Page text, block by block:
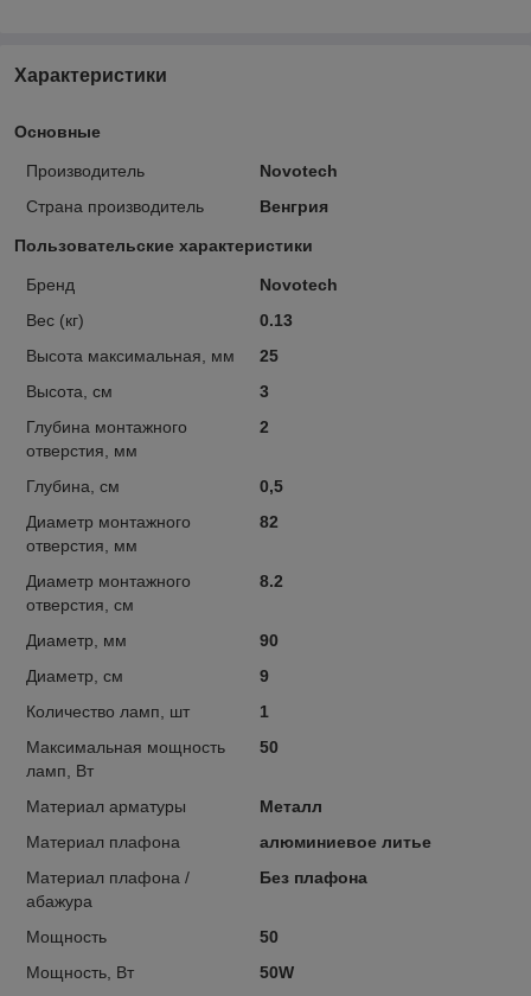
Характеристики
Основные
Производитель
Novotech
Страна производитель
Венгрия
Пользовательские характеристики
Бренд
Novotech
Вес (кг)
0.13
Высота максимальная, мм
25
Высота, см
3
Глубина монтажного
отверстия, мм
2
Глубина, см
0,5
Диаметр монтажного
отверстия, мм
82
Диаметр монтажного
отверстия, см
8.2
Диаметр, мм
90
Диаметр, см
9
Количество ламп, шт
1
Максимальная мощность
ламп, Вт
50
Материал арматуры
Металл
Материал плафона
алюминиевое литье
Материал плафона /
абажура
Без плафона
Мощность
50
Мощность, Вт
50W